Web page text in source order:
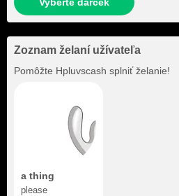
Zoznam želaní užívateľa
Pomôžte Hpluvscash splniť želanie!
a thing
please